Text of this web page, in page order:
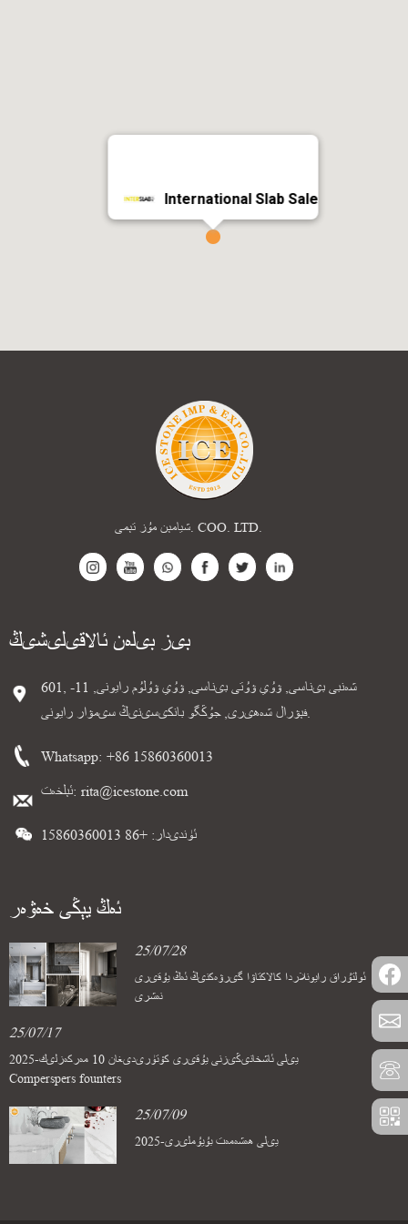
International Slab Sale
شيامېن مۇز تېمى. COO. LTD.
بىز بىلەن ئالاقىلىشىڭ
601, شەنبى بىناسى, ۋۇي ۋۇتى بىناسى, ۋۇي ۋۇلۇم رايونى, 11-
فېۋرال شەھىرى, جۇڭگو بانكىسىنىڭ سىمۋار رايونى.
Whatsapp: +86 15860360013
ئېلخەت: rita@icestone.com
ئۈندىدار: +86 15860360013
ئەڭ يېڭى خەۋەر
25/07/28
ئولتۇراق رايونلاردا كالاكتاۋا گىرۋەكنىڭ ئەڭ يۇقىرى
نەشرى
25/07/17
2025-يىلى ئاشخانىڭىزنى يۇقىرى كۆتۈرىدىغان 10 مەركەزلىك
Comperspers founters
25/07/09
2025-يىلى ھەشەمەت بۇيۇملىرى